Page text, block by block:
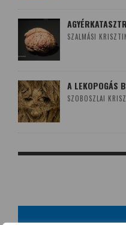
SZALMÁSI
A LEKOPOGÁS
SZOBOSZLAI